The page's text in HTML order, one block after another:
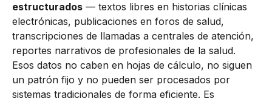
estructurados — textos libres en historias clínicas
electrónicas, publicaciones en foros de salud,
transcripciones de llamadas a centrales de atención,
reportes narrativos de profesionales de la salud.
Esos datos no caben en hojas de cálculo, no siguen
un patrón fijo y no pueden ser procesados por
sistemas tradicionales de forma eficiente. Es